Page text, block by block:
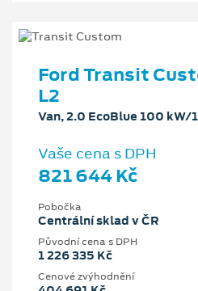
Ford Transit
L2
Van, 2.0 EcoBlue 100 kW/
Vaše cena s DPH
821 644 Kč
Pobočka
Centrální sklad v ČR
Původní cena s DPH
1 226 335 Kč
Cenové zvýhodnění